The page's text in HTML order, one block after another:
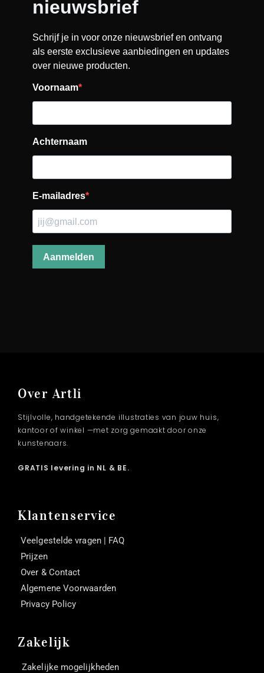
Over Artli
Stijlvolle, handgetekende illustraties van jouw huis,
kantoor of winkel —met zorg gemaakt door onze
kunstenaars.
GRATIS levering in NL & BE.
Klantenservice
Veelgestelde vragen | FAQ
Prijzen
Over & Contact
Algemene Voorwaarden
Privacy Policy
Zakelijk
Zakelijke mogelijkheden